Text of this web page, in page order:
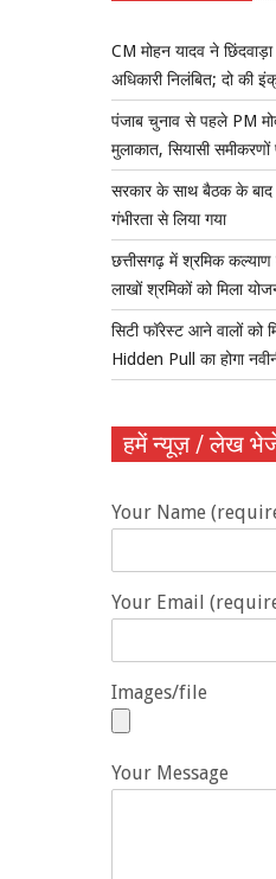
CM मोहन यादव ने
अधिकारी निलंबित; दो की
पंजाब चुनाव से पहले PM
मुलाकात, सियासी
सरकार के साथ बैठक के बाद
गंभीरता से लिया गया
छत्तीसगढ़ में श्रमिक कल्याण
लाखों श्रमिकों को मिला
सिटी फॉरेस्ट आने वालों को
Hidden Pull का होगा
हमें न्यूज़ / लेख
Your Name
Your Email
Images/file
Your Message